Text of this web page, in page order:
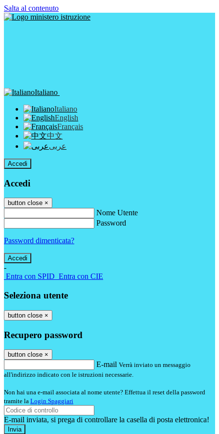
Salta al contenuto
Italiano
Italiano
English
Français
中文
عربى
Accedi
Accedi
button close ×
Nome Utente
Password
Password dimenticata?
-
Entra con SPID Entra con CIE
Seleziona utente
button close ×
Recupero password
button close ×
E-mail Verrà inviato un messaggio
all'indirizzo indicato con le istruzioni necessarie.
Non hai una e-mail associata al nome utente? Effettua il reset della password
tramite la Login Spaggiari
E-mail inviata, si prega di controllare la casella di posta elettronica!